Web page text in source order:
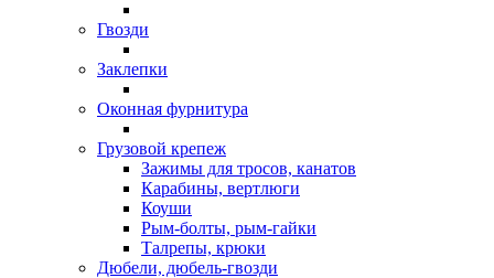
Гвозди
Заклепки
Оконная фурнитура
Грузовой крепеж
Зажимы для тросов, канатов
Карабины, вертлюги
Коуши
Рым-болты, рым-гайки
Талрепы, крюки
Дюбели, дюбель-гвозди